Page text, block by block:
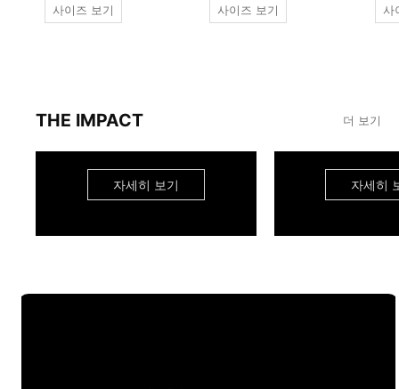
사이즈 보기 사이즈 보기 사
THE IMPACT 더 보기
자세히 보기 자세히